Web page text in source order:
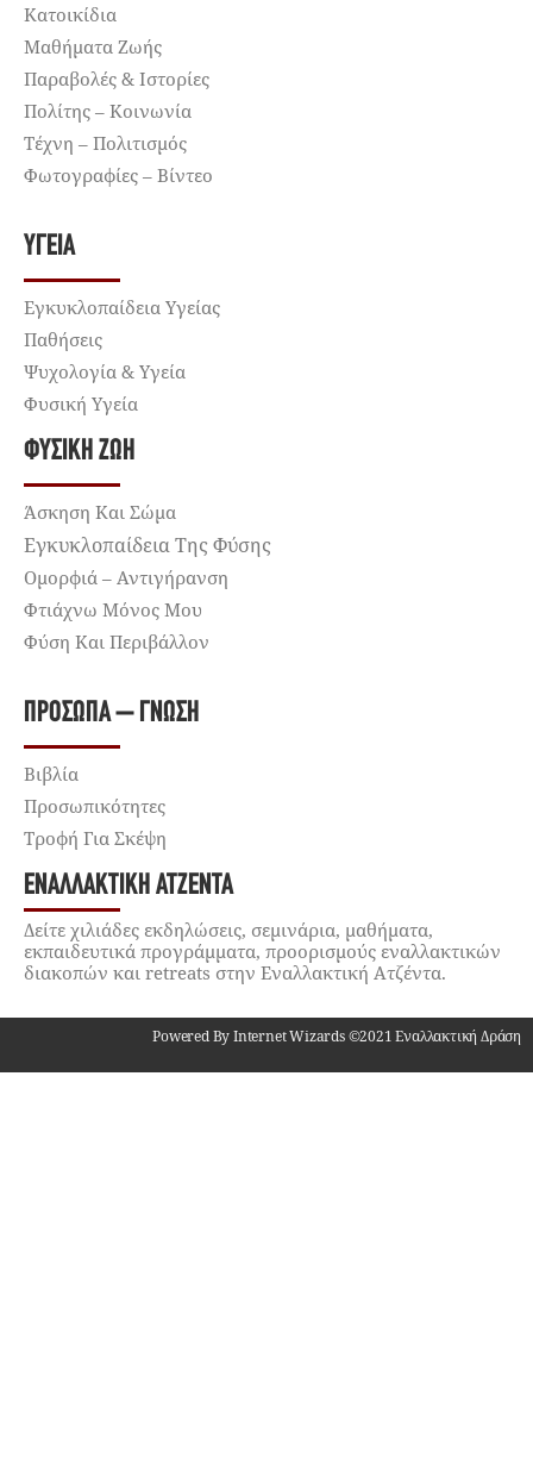
Κατοικίδια
Μαθήματα Ζωής
Παραβολές & Ιστορίες
Πολίτης – Κοινωνία
Τέχνη – Πολιτισμός
Φωτογραφίες – Βίντεο
ΥΓΕΊΑ
Εγκυκλοπαίδεια Υγείας
Παθήσεις
Ψυχολογία & Υγεία
Φυσική Υγεία
ΦΥΣΙΚΉ ΖΩΉ
Άσκηση Και Σώμα
Εγκυκλοπαίδεια Της Φύσης
Ομορφιά – Αντιγήρανση
Φτιάχνω Μόνος Μου
Φύση Και Περιβάλλον
ΠΡΌΣΩΠΑ – ΓΝΏΣΗ
Βιβλία
Προσωπικότητες
Τροφή Για Σκέψη
ΕΝΑΛΛΑΚΤΙΚΉ ΑΤΖΈΝΤΑ
Δείτε χιλιάδες εκδηλώσεις, σεμινάρια, μαθήματα,
εκπαιδευτικά προγράμματα, προορισμούς εναλλακτικών
διακοπών και retreats στην Εναλλακτική Ατζέντα.
Powered By Internet Wizards ©2021 Εναλλακτική Δράση